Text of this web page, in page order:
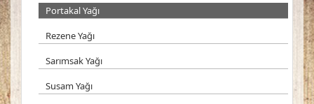
Portakal Yağı
Rezene Yağı
Sarımsak Yağı
Susam Yağı